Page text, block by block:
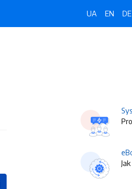
UA EN DE